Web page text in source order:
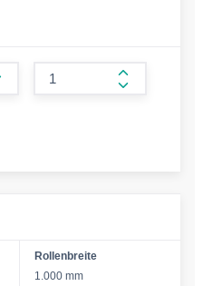
form.increase-
Rollenbreite
1.000 mm